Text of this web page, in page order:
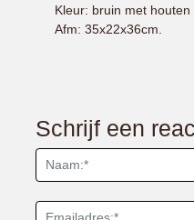
Kleur: bruin met houten
Afm: 35x22x36cm.
Schrijf een